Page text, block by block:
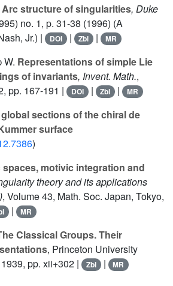
Arc structure of singularities, Duke
no. 1, p. 31-38 (1996) (A
Jr.) |
DOI | Zbl | MR
Representations of simple Lie
of invariants, Invent. Math.,
pp. 167-191 | DOI | Zbl | MR
sections of the chiral de
surface
)
spaces, motivic integration and
theory and its applications
, Volume 43, Math. Soc. Japan, Tokyo,
| MR
Classical Groups. Their
, Princeton University
pp. xii+302 |
Zbl | MR